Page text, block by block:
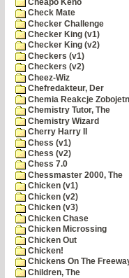
Cheapo Keno
Check Mate
Checker Challenge
Checker King (v1)
Checker King (v2)
Checkers (v1)
Checkers (v2)
Cheez-Wiz
Chefredakteur, Der
Chemia Reakcje
Chemistry Tutor, The
Chemistry Wizard
Cherry Harry II
Chess (v1)
Chess (v2)
Chess 7.0
Chessmaster 2000, The
Chicken (v1)
Chicken (v2)
Chicken (v3)
Chicken Chase
Chicken Microssing
Chicken Out
Chicken!
Chickens On The
Children, The